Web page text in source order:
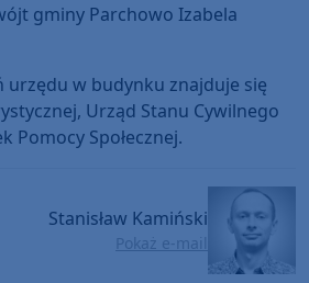
gminy Parchowo Izabela
urzędu w budynku znajduje się
Urząd Stanu Cywilnego
Pomocy Społecznej.
Stanisław Kamiński
Pokaż e-mail